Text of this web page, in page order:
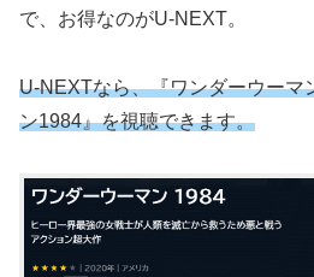
で、お得なのがU-NEXT。
U-NEXTなら、『ワンダーウーマ
ン1984』を視聴できます。